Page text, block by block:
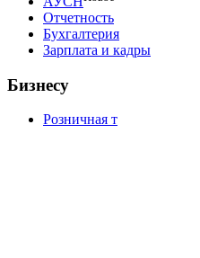
Отчетность
Бухгалтерия
Зарплата и кадры
Бизнесу
Розничная т